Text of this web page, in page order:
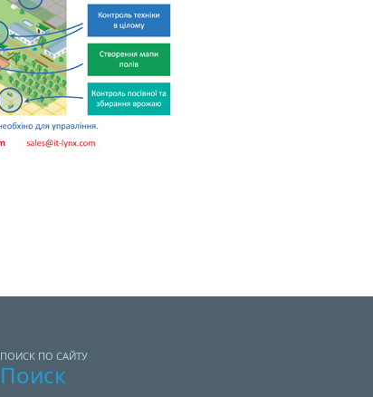
ПОИСК ПО САЙТУ
Поиск